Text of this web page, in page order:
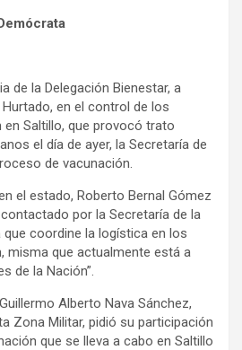
de la Delegación Bienestar, a
en el control de los
Saltillo, que provocó trato
el día de ayer, la Secretaría de
de vacunación.
el estado, Roberto Bernal Gómez
por la Secretaría de la
coordine la logística en los
misma que actualmente está a
de la Nación”.
Alberto Nava Sánchez,
Zona Militar, pidió su participación
que se lleva a cabo en Saltillo